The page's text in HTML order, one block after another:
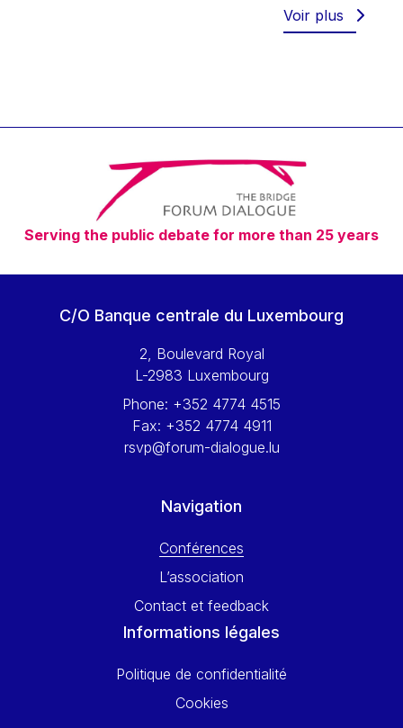
Timothy Radcliffe
Vaclav Klaus
Vassilios Skouris
Vítor Manuel da Silva Caldeira
Viviane Reding
Walter Hagg
Wolfgang Ketterle
Yossi Beillin
Yves FRANCHET
Voir plus
Serving the public debate for more than 25 years
C/O Banque centrale du Luxembourg
2, Boulevard Royal
L-2983 Luxembourg
Phone: +352 4774 4515
Fax: +352 4774 4911
rsvp@forum-dialogue.lu
Navigation
Conférences
L’association
Contact et feedback
Informations légales
Politique de confidentialité
Cookies